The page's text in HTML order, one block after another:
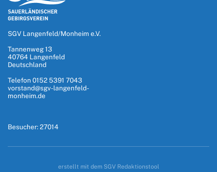
SGV Langenfeld/Monheim e.V.
Tannenweg 13
40764 Langenfeld
Deutschland
Telefon 0152 5391 7043
vorstand@sgv-langenfeld-
monheim.de
Besucher: 27014
erstellt mit dem SGV Redaktionstool